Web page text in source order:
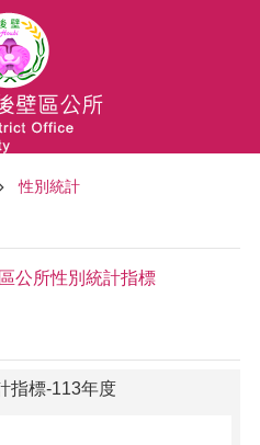
性別統計
公所性別統計指標
指標-113年度